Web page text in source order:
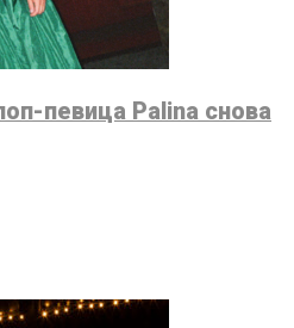
певица Palina снова